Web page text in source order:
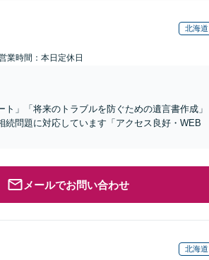
北海道
業時間：本日定休日
」「将来のトラブルを防ぐための遺言書作成」
問題に対応しています「アクセス良好・WEB
メールでお問い合わせ
北海道